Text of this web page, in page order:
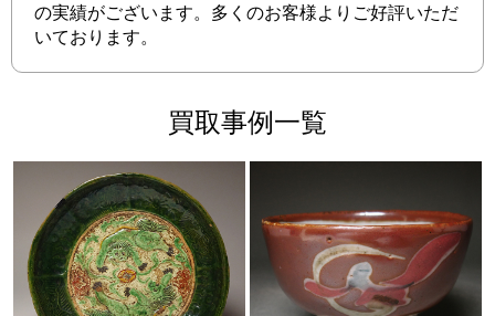
の実績がございます。多くのお客様よりご好評いただ
いております。
買取事例一覧